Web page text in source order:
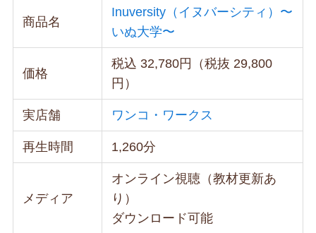
商品名
Inuversity（イヌバーシティ）〜
いぬ大学〜
価格
税込 32,780円（税抜 29,800
円）
実店舗 ワンコ・ワークス
再生時間 1,260分
メディア
オンライン視聴（教材更新あ
り）
ダウンロード可能